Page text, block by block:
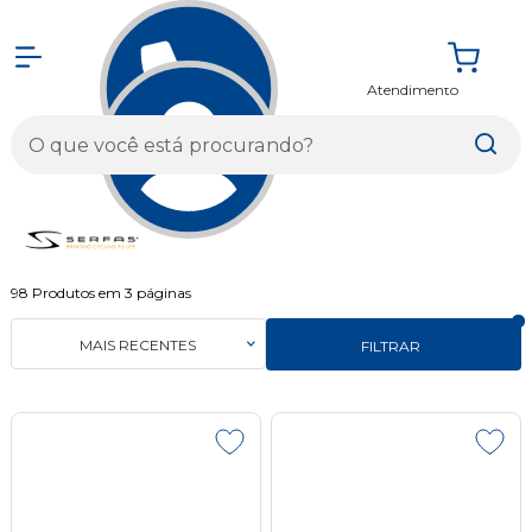
Atendimento
98 Produtos em 3 páginas
FILTRAR
MAIS RECENTES